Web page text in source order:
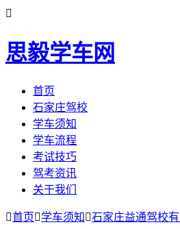

思毅学车网
首页
石家庄驾校
学车须知
学车流程
考试技巧
驾考资讯
关于我们
首页学车须知 石家庄益通驾校